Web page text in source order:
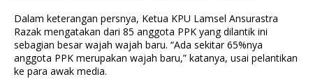
Dalam keterangan persnya, Ketua KPU Lamsel Ansurastra
Razak mengatakan dari 85 anggota PPK yang dilantik ini
sebagian besar wajah wajah baru. “Ada sekitar 65%nya
anggota PPK merupakan wajah baru,” katanya, usai pelantikan
ke para awak media.